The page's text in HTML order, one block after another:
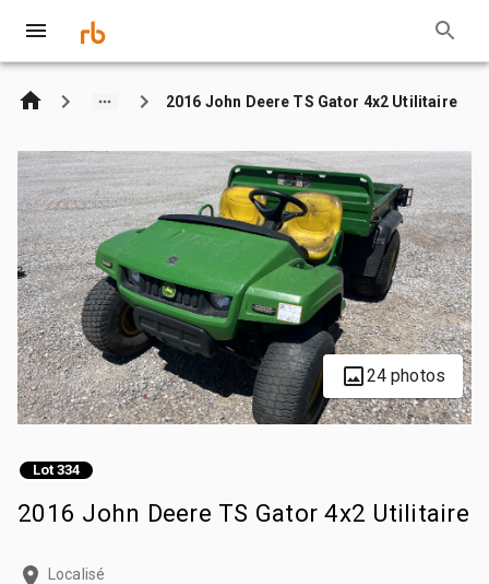
2016 John Deere TS Gator 4x2 Utilitaire
24 photos
Lot 334
2016 John Deere TS Gator 4x2 Utilitaire
Localisé